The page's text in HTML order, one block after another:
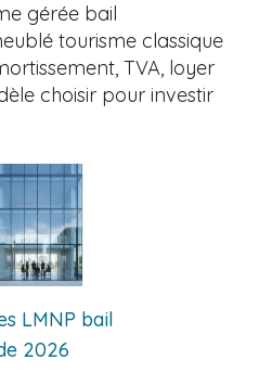
gérée bail
tourisme classique
TVA, loyer
choisir pour investir
LMNP bail
2026